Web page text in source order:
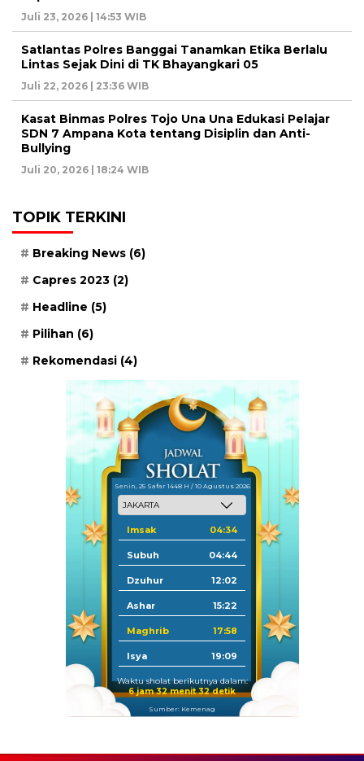
Juli 23, 2026 | 14:53 WIB
Satlantas Polres Banggai Tanamkan Etika Berlalu
Lintas Sejak Dini di TK Bhayangkari 05
Juli 22, 2026 | 23:36 WIB
Kasat Binmas Polres Tojo Una Una Edukasi Pelajar
SDN 7 Ampana Kota tentang Disiplin dan Anti-
Bullying
Juli 20, 2026 | 18:24 WIB
TOPIK TERKINI
Breaking News (6)
Capres 2023 (2)
Headline (5)
Pilihan (6)
Rekomendasi (4)
Senin, 25 Safar 1448 H / 10 Agustus 2026
Imsak 04:34
Subuh 04:44
Dzuhur 12:02
Ashar 15:22
Maghrib 17:58
Isya 19:09
Waktu sholat berikutnya dalam:
6 jam 32 menit 30 detik
Sumber: Kemenag